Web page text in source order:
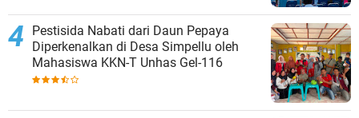
Pestisida Nabati dari Daun Pepaya
Diperkenalkan di Desa Simpellu oleh
Mahasiswa KKN-T Unhas Gel-116